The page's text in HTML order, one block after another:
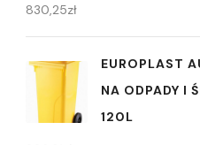
830,25zł
EUROPLAST
NA ODPADY I
120L